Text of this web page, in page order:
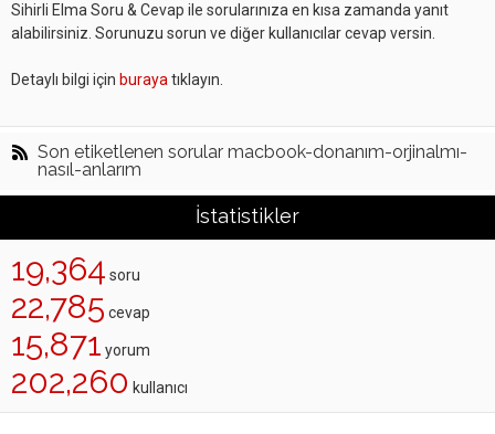
Sihirli Elma Soru & Cevap ile sorularınıza en kısa zamanda yanıt
alabilirsiniz. Sorunuzu sorun ve diğer kullanıcılar cevap versin.
Detaylı bilgi için buraya tıklayın.
Son etiketlenen sorular macbook-donanım-orjinalmı-
nasıl-anlarım
İstatistikler
19,364 soru
22,785 cevap
15,871 yorum
202,260 kullanıcı